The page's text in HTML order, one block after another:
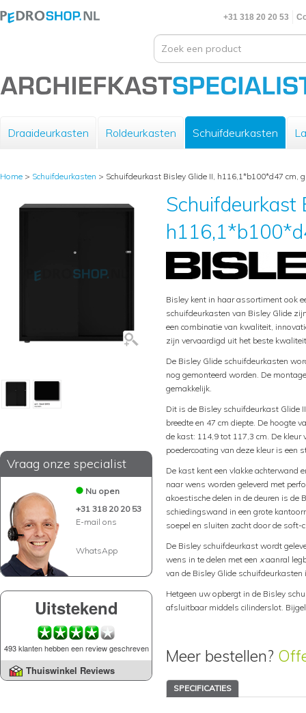
+31 318 20 20 53
Draaideurkasten Roldeurkasten Schuifdeurkasten
Home > Schuifdeurkasten > Schuifdeurkast Bisley Glide II, h116,1*b100*d47 cm,
Vraag onze specialist
Nu open
+31 318 20 20 53
E-mail ons
WhatsApp
Uitstekend
493 klanten hebben een review geschreven
Thuiswinkel Reviews
Schuifdeurkast
Bisley kent in haar assortiment ook
schuifdeurkasten van Bisley Glide
een combinatie van kwaliteit,
zijn vervaardigd uit het beste
De Bisley Glide schuifdeurkasten
nog gemonteerd worden. De
gemakkelijk.
Dit is de Bisley schuifdeurkast Glide
breedte en 47 cm diepte. De hoogte
de kast: 114,9 tot 117,3 cm. De
poedercoating van deze kleur is een
De kast kent een vlakke achterwand
naar wens worden geleverd met
akoestische delen in de deuren is
schiedingswand in een grote
soepel en sluiten zacht door de
De Bisley schuifdeurkast wordt
wens in te delen met een xaanral
van de Bisley Glide
Hetgeen uw opbergt in de Bisley
afsluitbaar middels cilinderslot.
Meer bestellen?
SPECIFICATIES